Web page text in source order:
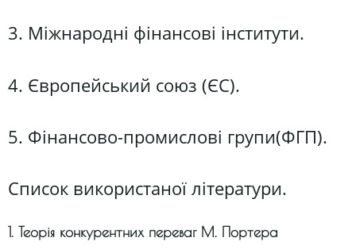
3. Міжнародні фінансові інститути.
4. Європейський союз (ЄС).
5. Фінансово-промислові групи(ФГП).
Список використаної літератури.
1. Теорія конкурентних переваг М. Портера